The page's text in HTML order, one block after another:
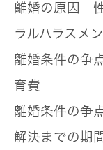
離婚の原因 性
ラルハラスメ
離婚条件の争
育費
離婚条件の争
解決までの期